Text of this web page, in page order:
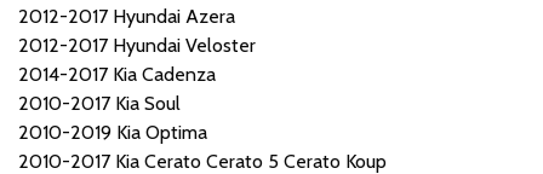
2012-2017 Hyundai Azera
2012-2017 Hyundai Veloster
2014-2017 Kia Cadenza
2010-2017 Kia Soul
2010-2019 Kia Optima
2010-2017 Kia Cerato Cerato 5 Cerato Koup